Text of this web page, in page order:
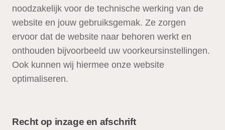
noodzakelijk voor de technische werking van de
website en jouw gebruiksgemak. Ze zorgen
ervoor dat de website naar behoren werkt en
onthouden bijvoorbeeld uw voorkeursinstellingen.
Ook kunnen wij hiermee onze website
optimaliseren.
Recht op inzage en afschrift